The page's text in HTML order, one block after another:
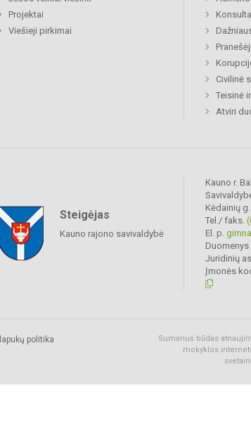
Projektai
Viešieji pirkimai
Civilinė
Teisinė
Atviri
Steigėjas
Kauno rajono savivaldybė
Kauno r.
Kėdainių
Tel./ faks.
El. p.
Juridinių
Įmonės
politika
Sumanus būdas
mokyklos